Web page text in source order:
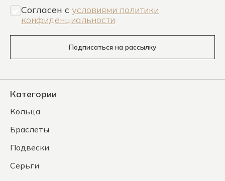
Согласен c условиями политики
конфиденциальности
Подписаться на рассылку
Категории
Кольца
Браслеты
Подвески
Серьги